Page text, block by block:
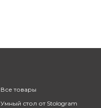
Все товары
Умный стол от Stologram